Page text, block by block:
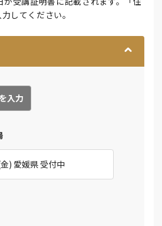
してください。
入力